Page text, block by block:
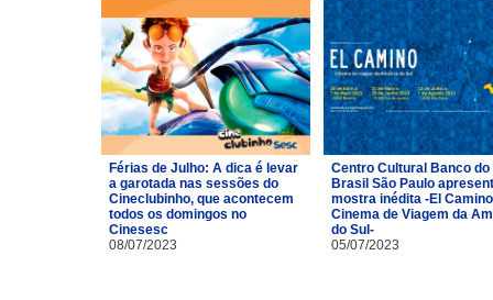
Férias de Julho: A dica é levar
a garotada nas sessões do
Cineclubinho, que acontecem
todos os domingos no
Cinesesc
08/07/2023
Centro Cultural Banco do
Brasil São Paulo
mostra inédita -El
Cinema de Viagem da
do Sul-
05/07/2023